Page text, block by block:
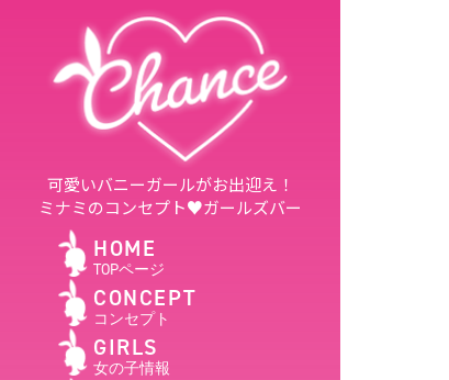
可愛いバニーガールがお出迎え！
ミナミのコンセプト♥ガールズバー
HOME
TOPページ
CONCEPT
コンセプト
GIRLS
女の子情報